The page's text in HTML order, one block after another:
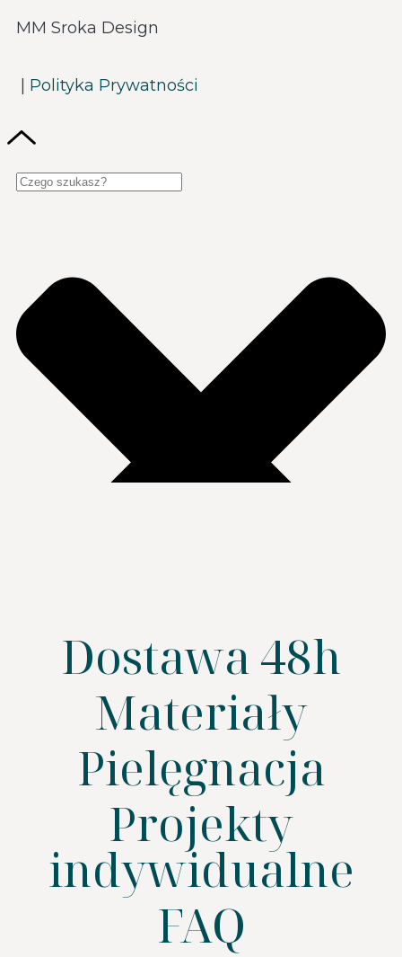
MM Sroka Design
| Polityka Prywatności
SZUKAJ
Dostawa 48h
Materiały
Pielęgnacja
Projekty
indywidualne
FAQ